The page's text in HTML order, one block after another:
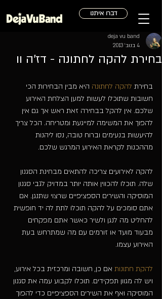
דברו איתנו
בחירת להקה לחתונה - דז'ה וו
deja vu band
4 בנוב׳ 2013
בחירת להקה לחתונה היא מבין הבחירות הכי
חשובות שתוכלו לעשות למען הצלחת האירוע
שלכם. אין להקל בבחירה זאת ראש אך גם אין
להפוך את המשימה למייגעת ומטריחה. הכל צריך
להיעשות בנעימים וברוח טובה, נסו ליהנות
מההכנות לקראת האירוע המרגש שלכם.
להקה לאירועים צריכה להתאים מבחינת הסגנון
שלה. תוכלו להכווין אותה יותר במדויק לגבי סגנון
המוסיקה והשירים הספציפיים שרצוי שתנגן. אם
אתם סומכים על להקה תוכלו לתת לה יד חופשית
להחליט מה לנגן ולשיר כאשר אתם מפקחים
מבעוד מועד או זורמים עם מה שמתרחש בעת
האירוע עצמו.
להקת חתונות אם כן, חשובה ומרכזית בכל אירוע,
ויש לה מגוון תפקידים. תוכלו לקבוע עמה את סגנון
המוסיקה ואף את השירים הספציפיים כדי להפוך